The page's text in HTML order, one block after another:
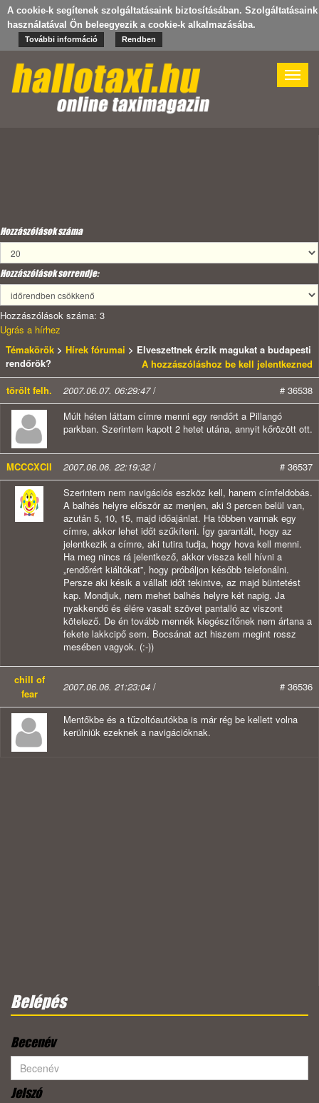
A cookie-k segítenek szolgáltatásaink biztosításában. Szolgáltatásaink
használatával Ön beleegyezik a cookie-k alkalmazásába.
További információ Rendben
Toggle
Hozzászólások száma
Hozzászólások sorrendje:
Hozzászólások száma: 3
Ugrás a hírhez
Témakörök > Hírek fórumai > Elveszettnek érzik magukat a budapesti
rendőrök?
A hozzászóláshoz be kell jelentkezned
törölt felh.
2007.06.07. 06:29:47/
# 36538
Múlt héten láttam címre menni egy rendőrt a Pillangó
parkban. Szerintem kapott 2 hetet utána, annyit kőrözött ott.
MCCCXCII 2007.06.06. 22:19:32/
# 36537
Szerintem nem navigációs eszköz kell, hanem címfeldobás.
A balhés helyre először az menjen, aki 3 percen belül van,
azután 5, 10, 15, majd időajánlat. Ha többen vannak egy
címre, akkor lehet időt szűkíteni. Így garantált, hogy az
jelentkezik a címre, aki tutira tudja, hogy hova kell menni.
Ha meg nincs rá jelentkező, akkor vissza kell hívni a
„rendőrért kiáltókat”, hogy próbáljon később telefonálni.
Persze aki késik a vállalt időt tekintve, az majd büntetést
kap. Mondjuk, nem mehet balhés helyre két napig. Ja
nyakkendő és élére vasalt szövet pantalló az viszont
kötelező. De én tovább mennék kiegészítőnek nem ártana a
fekete lakkcipő sem. Bocsánat azt hiszem megint rossz
mesében vagyok. (:-))
chill of
fear
2007.06.06. 21:23:04 / # 36536
Mentőkbe és a tűzoltóautókba is már rég be kellett volna
kerülniük ezeknek a navigációknak.
Belépés
Becenév
Jelszó